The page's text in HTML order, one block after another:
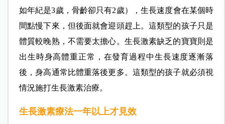
如年紀是3歲，骨齡卻只有2歲），生長速度會在某個時
間點慢下來，但後面就會迎頭趕上。這類型的孩子只是
體質較晚熟，不需要太擔心。生長激素缺乏的寶寶則是
出生時身高體重正常，在發育過程中生長速度逐漸落
後，身高通常比體重落後更多。這類型的孩子就必須視
情況施打生長激素治療。
生長激素療法一年以上才見效